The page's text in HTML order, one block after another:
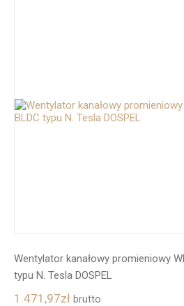
Wentylator kanałowy promieniowy
typu N. Tesla DOSPEL
1.471,97zł brutto